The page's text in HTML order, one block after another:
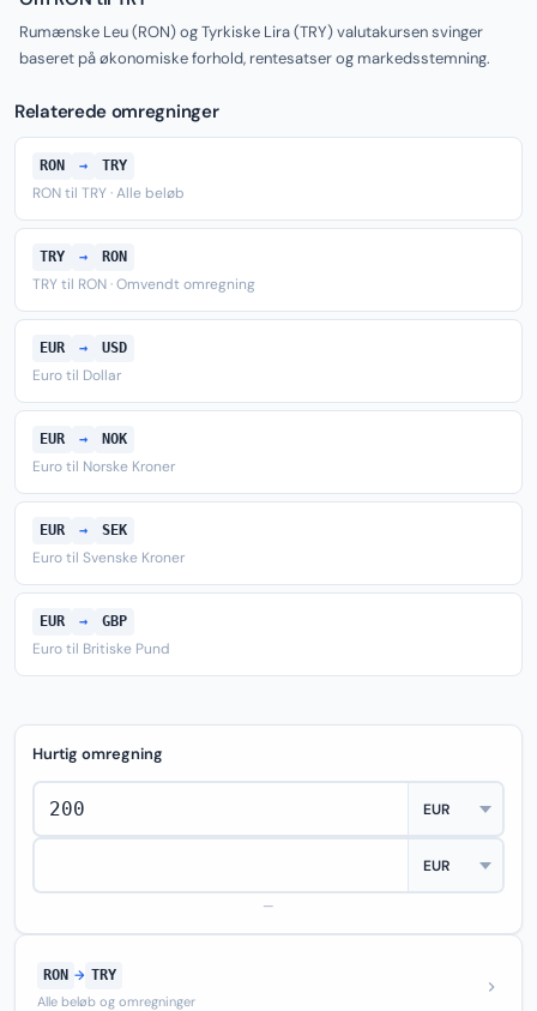
Rumænske Leu (RON) og Tyrkiske Lira (TRY) valutakursen svinger
baseret på økonomiske forhold, rentesatser og markedsstemning.
Relaterede omregninger
RON → TRY
RON til TRY · Alle beløb
TRY → RON
TRY til RON · Omvendt omregning
EUR → USD
Euro til Dollar
EUR → NOK
Euro til Norske Kroner
EUR → SEK
Euro til Svenske Kroner
EUR → GBP
Euro til Britiske Pund
Hurtig omregning
—
RON → TRY
Alle beløb og omregninger